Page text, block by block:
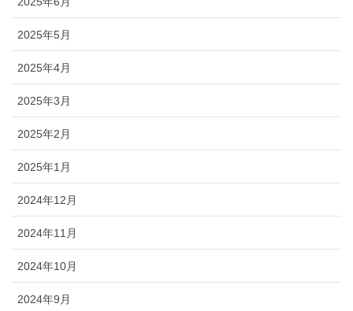
2025年5月
2025年4月
2025年3月
2025年2月
2025年1月
2024年12月
2024年11月
2024年10月
2024年9月